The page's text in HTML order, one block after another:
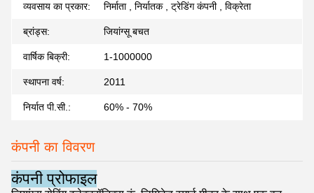
व्यवसाय का प्रकार: निर्माता , निर्यातक , ट्रेडिंग कंपनी , विक्रेता
ब्रांड्स: जियांग्सू बचत
वार्षिक बिक्री: 1-1000000
स्थापना वर्ष: 2011
निर्यात पी.सी.: 60% - 70%
कंपनी का विवरण
कंपनी प्रोफाइल